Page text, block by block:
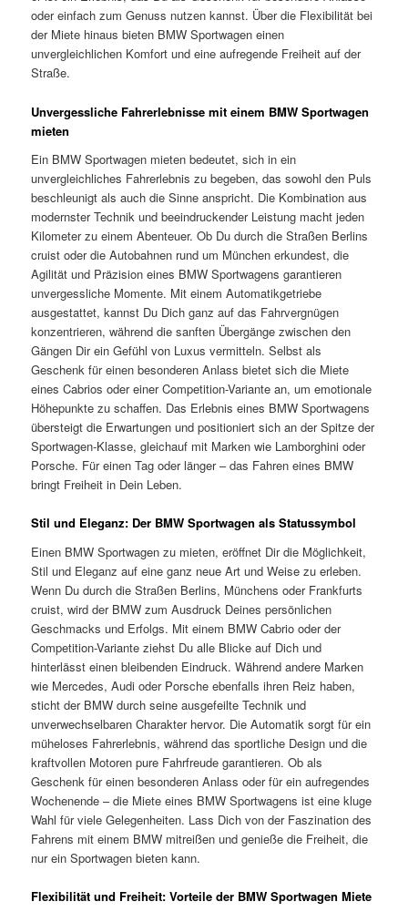
oder einfach zum Genuss nutzen kannst. Über die Flexibilität bei
der Miete hinaus bieten BMW Sportwagen einen
unvergleichlichen Komfort und eine aufregende Freiheit auf der
Straße.
Unvergessliche Fahrerlebnisse mit einem BMW Sportwagen
mieten
Ein BMW Sportwagen mieten bedeutet, sich in ein
unvergleichliches Fahrerlebnis zu begeben, das sowohl den Puls
beschleunigt als auch die Sinne anspricht. Die Kombination aus
modernster Technik und beeindruckender Leistung macht jeden
Kilometer zu einem Abenteuer. Ob Du durch die Straßen Berlins
cruist oder die Autobahnen rund um München erkundest, die
Agilität und Präzision eines BMW Sportwagens garantieren
unvergessliche Momente. Mit einem Automatikgetriebe
ausgestattet, kannst Du Dich ganz auf das Fahrvergnügen
konzentrieren, während die sanften Übergänge zwischen den
Gängen Dir ein Gefühl von Luxus vermitteln. Selbst als
Geschenk für einen besonderen Anlass bietet sich die Miete
eines Cabrios oder einer Competition-Variante an, um emotionale
Höhepunkte zu schaffen. Das Erlebnis eines BMW Sportwagens
übersteigt die Erwartungen und positioniert sich an der Spitze der
Sportwagen-Klasse, gleichauf mit Marken wie Lamborghini oder
Porsche. Für einen Tag oder länger – das Fahren eines BMW
bringt Freiheit in Dein Leben.
Stil und Eleganz: Der BMW Sportwagen als Statussymbol
Einen BMW Sportwagen zu mieten, eröffnet Dir die Möglichkeit,
Stil und Eleganz auf eine ganz neue Art und Weise zu erleben.
Wenn Du durch die Straßen Berlins, Münchens oder Frankfurts
cruist, wird der BMW zum Ausdruck Deines persönlichen
Geschmacks und Erfolgs. Mit einem BMW Cabrio oder der
Competition-Variante ziehst Du alle Blicke auf Dich und
hinterlässt einen bleibenden Eindruck. Während andere Marken
wie Mercedes, Audi oder Porsche ebenfalls ihren Reiz haben,
sticht der BMW durch seine ausgefeilte Technik und
unverwechselbaren Charakter hervor. Die Automatik sorgt für ein
müheloses Fahrerlebnis, während das sportliche Design und die
kraftvollen Motoren pure Fahrfreude garantieren. Ob als
Geschenk für einen besonderen Anlass oder für ein aufregendes
Wochenende – die Miete eines BMW Sportwagens ist eine kluge
Wahl für viele Gelegenheiten. Lass Dich von der Faszination des
Fahrens mit einem BMW mitreißen und genieße die Freiheit, die
nur ein Sportwagen bieten kann.
Flexibilität und Freiheit: Vorteile der BMW Sportwagen Miete